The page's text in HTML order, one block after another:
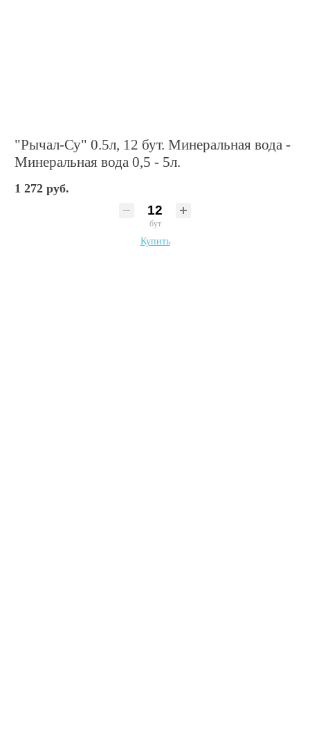
"Рычал-Су" 0.5л, 12 бут. Минеральная вода -
Минеральная вода 0,5 - 5л.
1 272 руб.
бут
Купить